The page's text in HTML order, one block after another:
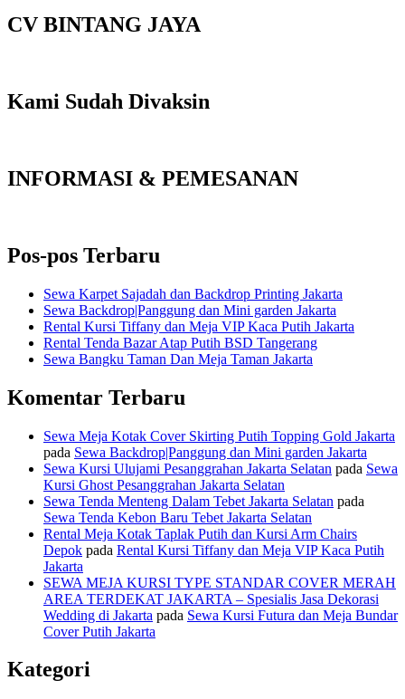
CV BINTANG JAYA
Kami Sudah Divaksin
INFORMASI & PEMESANAN
Pos-pos Terbaru
Sewa Karpet Sajadah dan Backdrop Printing Jakarta
Sewa Backdrop|Panggung dan Mini garden Jakarta
Rental Kursi Tiffany dan Meja VIP Kaca Putih Jakarta
Rental Tenda Bazar Atap Putih BSD Tangerang
Sewa Bangku Taman Dan Meja Taman Jakarta
Komentar Terbaru
Sewa Meja Kotak Cover Skirting Putih Topping Gold Jakarta
pada Sewa Backdrop|Panggung dan Mini garden Jakarta
Sewa Kursi Ulujami Pesanggrahan Jakarta Selatan pada Sewa
Kursi Ghost Pesanggrahan Jakarta Selatan
Sewa Tenda Menteng Dalam Tebet Jakarta Selatan pada
Sewa Tenda Kebon Baru Tebet Jakarta Selatan
Rental Meja Kotak Taplak Putih dan Kursi Arm Chairs
Depok pada Rental Kursi Tiffany dan Meja VIP Kaca Putih
Jakarta
SEWA MEJA KURSI TYPE STANDAR COVER MERAH
AREA TERDEKAT JAKARTA – Spesialis Jasa Dekorasi
Wedding di Jakarta pada Sewa Kursi Futura dan Meja Bundar
Cover Putih Jakarta
Kategori